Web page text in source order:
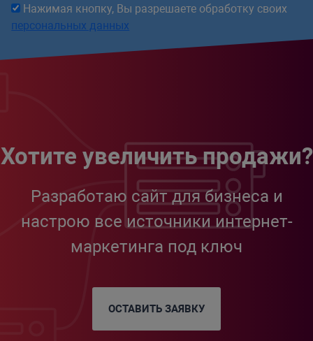
Нажимая кнопку, Вы разрешаете обработку своих
персональных данных
Хотите увеличить продажи?
Разработаю сайт для бизнеса и
настрою все источники интернет-
маркетинга под ключ
ОСТАВИТЬ ЗАЯВКУ